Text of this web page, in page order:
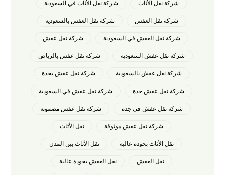
شركة نقل الأثاث شركة نقل الأثاث في السعودية
شركة نقل العفش شركة نقل العفش بالسعودية
شركة نقل العفش في السعودية شركة نقل عفش
شركة نقل عفش السعودية شركة نقل عفش بالرياض
شركة نقل عفش بالسعودية شركة نقل عفش بجدة
شركة نقل عفش جدة شركة نقل عفش في السعودية
شركة نقل عفش في جدة شركة نقل عفش مضمونة
شركة نقل عفش موثوقة نقل الأثاث
نقل الأثاث بجودة عالية نقل الأثاث بين المدن
نقل العفش نقل العفش بجودة عالية